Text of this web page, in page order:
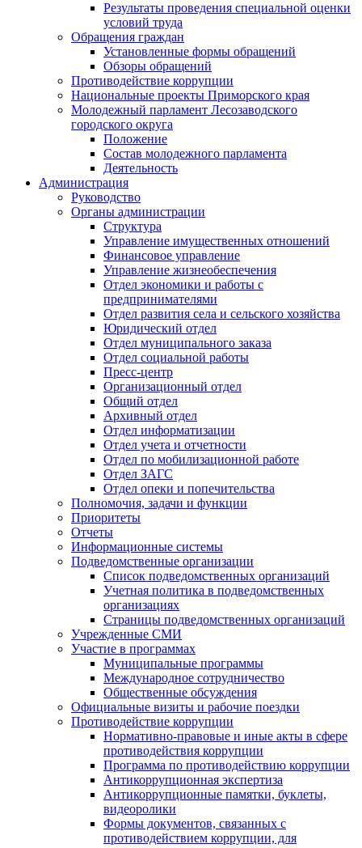
Результаты проведения специальной оценки
условий труда
Обращения граждан
Установленные формы обращений
Обзоры обращений
Противодействие коррупции
Национальные проекты Приморского края
Молодежный парламент Лесозаводского
городского округа
Положение
Состав молодежного парламента
Деятельность
Администрация
Руководство
Органы администрации
Структура
Управление имущественных отношений
Финансовое управление
Управление жизнеобеспечения
Отдел экономики и работы с
предпринимателями
Отдел развития села и сельского хозяйства
Юридический отдел
Отдел муниципального заказа
Отдел социальной работы
Пресс-центр
Организационный отдел
Общий отдел
Архивный отдел
Отдел информатизации
Отдел учета и отчетности
Отдел по мобилизационной работе
Отдел ЗАГС
Отдел опеки и попечительства
Полномочия, задачи и функции
Приоритеты
Отчеты
Информационные системы
Подведомственные организации
Список подведомственных организаций
Учетная политика в подведомственных
организациях
Страницы подведомственных организаций
Учрежденные СМИ
Участие в программах
Муниципальные программы
Международное сотрудничество
Общественные обсуждения
Официальные визиты и рабочие поездки
Противодействие коррупции
Нормативно-правовые и иные акты в сфере
противодействия коррупции
Программа по противодействию коррупции
Антикоррупционная экспертиза
Антикоррупционные памятки, буклеты,
видеоролики
Формы документов, связанных с
противодействием коррупции, для